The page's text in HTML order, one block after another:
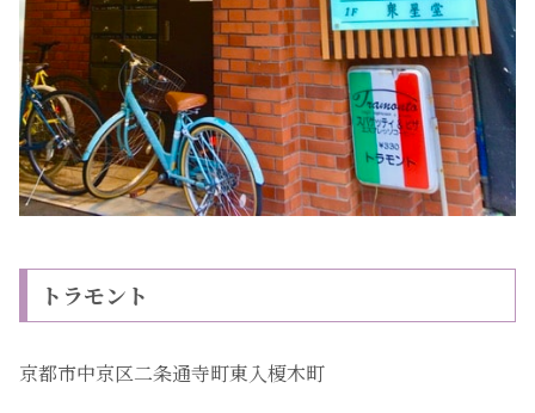
トラモント
京都市中京区二条通寺町東入榎木町